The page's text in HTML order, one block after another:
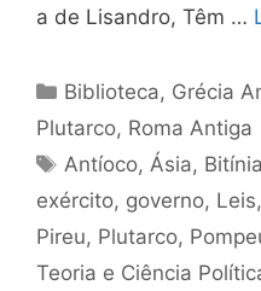
a de Lisandro, Têm …
Categorias
Biblioteca, Grécia
Plutarco, Roma Antiga
Tags
Antíoco, Ásia, Bitínia
exército, governo, Leis,
Pireu, Plutarco,
Teoria e Ciência